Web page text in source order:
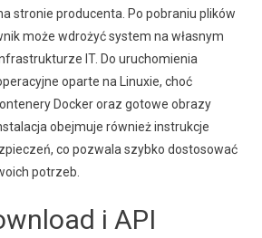
stronie producenta. Po pobraniu plików
może wdrożyć system na własnym
IT. Do uruchomienia
oparte na Linuxie, choć
Docker oraz gotowe obrazy
obejmuje również instrukcje
co pozwala szybko dostosować
potrzeb.
i API